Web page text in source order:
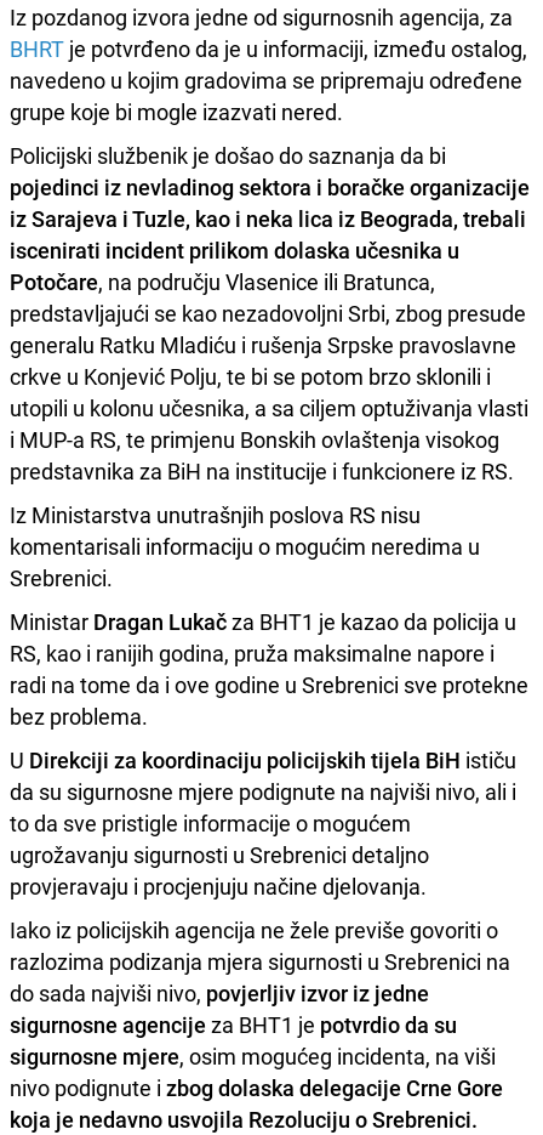
Iz pozdanog izvora jedne od sigurnosnih agencija, za
BHRT je potvrđeno da je u informaciji, između ostalog,
navedeno u kojim gradovima se pripremaju određene
grupe koje bi mogle izazvati nered.
Policijski službenik je došao do saznanja da bi
pojedinci iz nevladinog sektora i boračke organizacije
iz Sarajeva i Tuzle, kao i neka lica iz Beograda, trebali
iscenirati incident prilikom dolaska učesnika u
Potočare, na području Vlasenice ili Bratunca,
predstavljajući se kao nezadovoljni Srbi, zbog presude
generalu Ratku Mladiću i rušenja Srpske pravoslavne
crkve u Konjević Polju, te bi se potom brzo sklonili i
utopili u kolonu učesnika, a sa ciljem optuživanja vlasti
i MUP-a RS, te primjenu Bonskih ovlaštenja visokog
predstavnika za BiH na institucije i funkcionere iz RS.
Iz Ministarstva unutrašnjih poslova RS nisu
komentarisali informaciju o mogućim neredima u
Srebrenici.
Ministar Dragan Lukačza BHT1 je kazao da policija u
RS, kao i ranijih godina, pruža maksimalne napore i
radi na tome da i ove godine u Srebrenici sve protekne
bez problema.
U Direkciji za koordinaciju policijskih tijela BiH ističu
da su sigurnosne mjere podignute na najviši nivo, ali i
to da sve pristigle informacije o mogućem
ugrožavanju sigurnosti u Srebrenici detaljno
provjeravaju i procjenjuju načine djelovanja.
Iako iz policijskih agencija ne žele previše govoriti o
razlozima podizanja mjera sigurnosti u Srebrenici na
do sada najviši nivo, povjerljiv izvor iz jedne
sigurnosne agencije za BHT1 je potvrdio da su
sigurnosne mjere, osim mogućeg incidenta, na viši
nivo podignute i zbog dolaska delegacije Crne Gore
koja je nedavno usvojila Rezoluciju o Srebrenici.